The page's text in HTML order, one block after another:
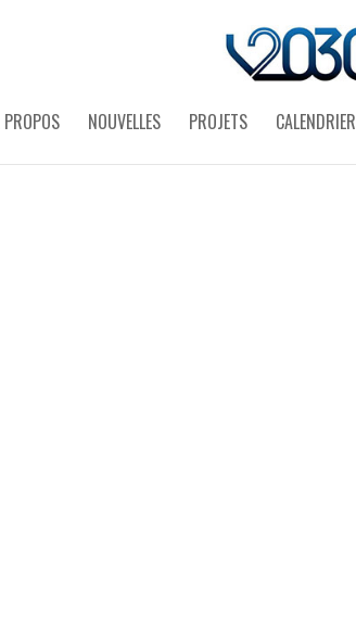
NOUVELLES PROJETS CALENDRIER